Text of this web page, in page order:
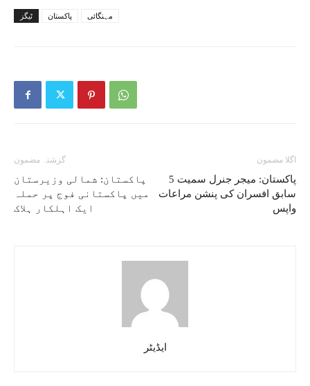
ٹیگز پاکستان مہنگائی
گزشتہ مضمون
پاکستان: شمالی وزیرستان
میں پاکستانی فوج پر حملہ
ایک اہلکار ہلاک
اگلا مضمون
پاکستان: میجر جنرل سمیت 5
سابق افسران کی پنشن مراعات
واپس
ایڈیٹر